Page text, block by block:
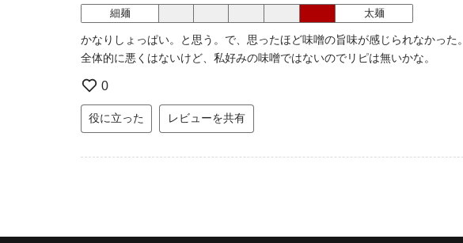
細麺 太麺
かなりしょっぱい。と思う。で、思ったほど味噌の旨味が感じられなかった。
全体的に悪くはないけど、私好みの味噌ではないのでリピは無いかな。
0
役に立った レビューを共有